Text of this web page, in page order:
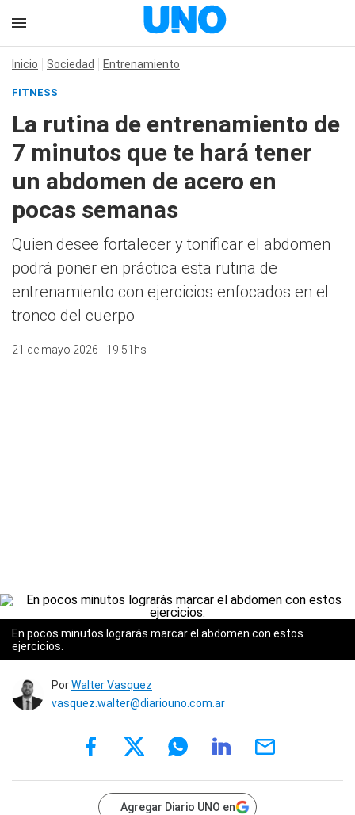
Inicio Sociedad Entrenamiento
FITNESS
La rutina de entrenamiento de
7 minutos que te hará tener
un abdomen de acero en
pocas semanas
Quien desee fortalecer y tonificar el abdomen
podrá poner en práctica esta rutina de
entrenamiento con ejercicios enfocados en el
tronco del cuerpo
21 de mayo 2026 - 19:51hs
En pocos minutos lograrás marcar el abdomen con estos
ejercicios.
PorWalter Vasquez
vasquez.walter@diariouno.com.ar
Agregar Diario UNO en